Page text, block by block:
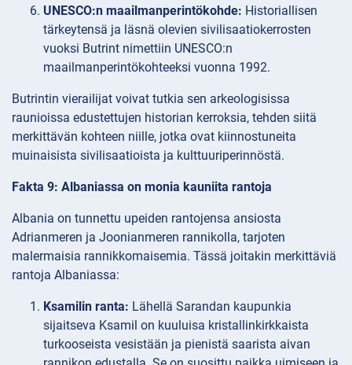
UNESCO:n maailmanperintökohde: Historiallisen
tärkeytensä ja läsnä olevien sivilisaatiokerrosten
vuoksi Butrint nimettiin UNESCO:n
maailmanperintökohteeksi vuonna 1992.
Butrintin vierailijat voivat tutkia sen arkeologisissa
raunioissa edustettujen historian kerroksia, tehden siitä
merkittävän kohteen niille, jotka ovat kiinnostuneita
muinaisista sivilisaatioista ja kulttuuriperinnöstä.
Fakta 9: Albaniassa on monia kauniita rantoja
Albania on tunnettu upeiden rantojensa ansiosta
Adrianmeren ja Joonianmeren rannikolla, tarjoten
malermaisia rannikkomaisemia. Tässä joitakin merkittäviä
rantoja Albaniassa:
Ksamilin ranta: Lähellä Sarandan kaupunkia
sijaitseva Ksamil on kuuluisa kristallinkirkkaista
turkooseista vesistään ja pienistä saarista aivan